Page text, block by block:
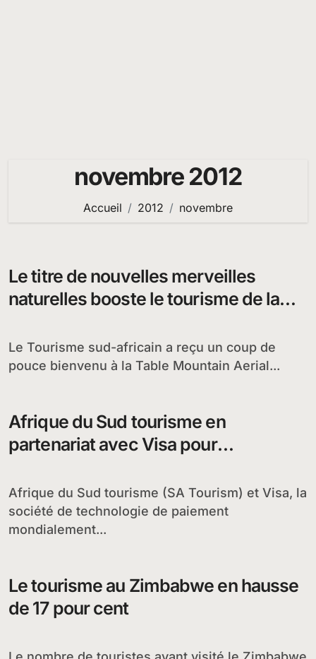
novembre 2012
Accueil 2012 novembre
Le titre de nouvelles merveilles
naturelles booste le tourisme de la
Le Tourisme sud-africain a reçu un coup de
pouce bienvenu à la Table Mountain Aerial...
Afrique du Sud tourisme en
partenariat avec Visa pour
touristiques du pays
Afrique du Sud tourisme (SA Tourism) et Visa, la
société de technologie de paiement
mondialement...
Le tourisme au Zimbabwe en hausse
de 17 pour cent